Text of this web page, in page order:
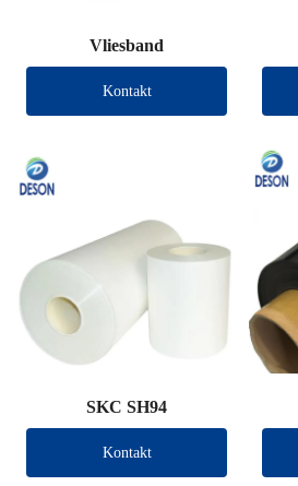
Vliesband
Kontakt
SKC SH94
Kontakt